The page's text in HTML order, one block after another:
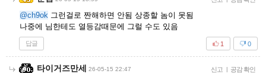
@ch9ok 그런걸로 짠해하면 안됨 상종할 놈이 못됨
나중에 님한테도 열등감때문에 그럴 수도 있음
답글 0
1
타이거즈만세 26-05-15 22:47 신고 | 공감 확인